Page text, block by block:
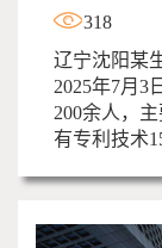
318
辽宁沈阳某
2025年7月3
200余人，
有专利技术